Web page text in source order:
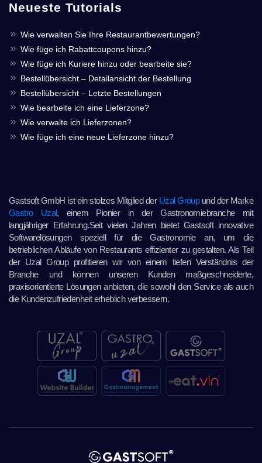
Neueste Tutorials
Wie verwalten Sie Ihre Restaurantbewertungen?
Wie füge ich Rabattcoupons hinzu?
Wie füge ich Kuriere hinzu oder bearbeite sie?
Bestellübersicht – Detailansicht der Bestellung
Bestellübersicht – Letzte Bestellungen
Wie bearbeite ich eine Lieferzone?
Wie verwalte ich Lieferzonen?
Wie füge ich eine neue Lieferzone hinzu?
Gastsoft GmbH ist ein stolzes Mitglied der Uzal Groupund der Marke
Gastro Uzal, einem Pionier in der Gastronomiebranche mit
langjähriger Erfahrung.Seit vielen Jahren bietet Gastsoft innovative
Softwarelösungen speziell für die Gastronomie an, um die
betrieblichen Abläufe von Restaurants effizienter zu gestalten. Als Teil
der Uzal Group profitieren wir von einem tiefen Verständnis der
Branche und können unseren Kunden maßgeschneiderte,
praxisorientierte Lösungen anbieten, die sowohl den Service als auch
die Kundenzufriedenheit erheblich verbessern.